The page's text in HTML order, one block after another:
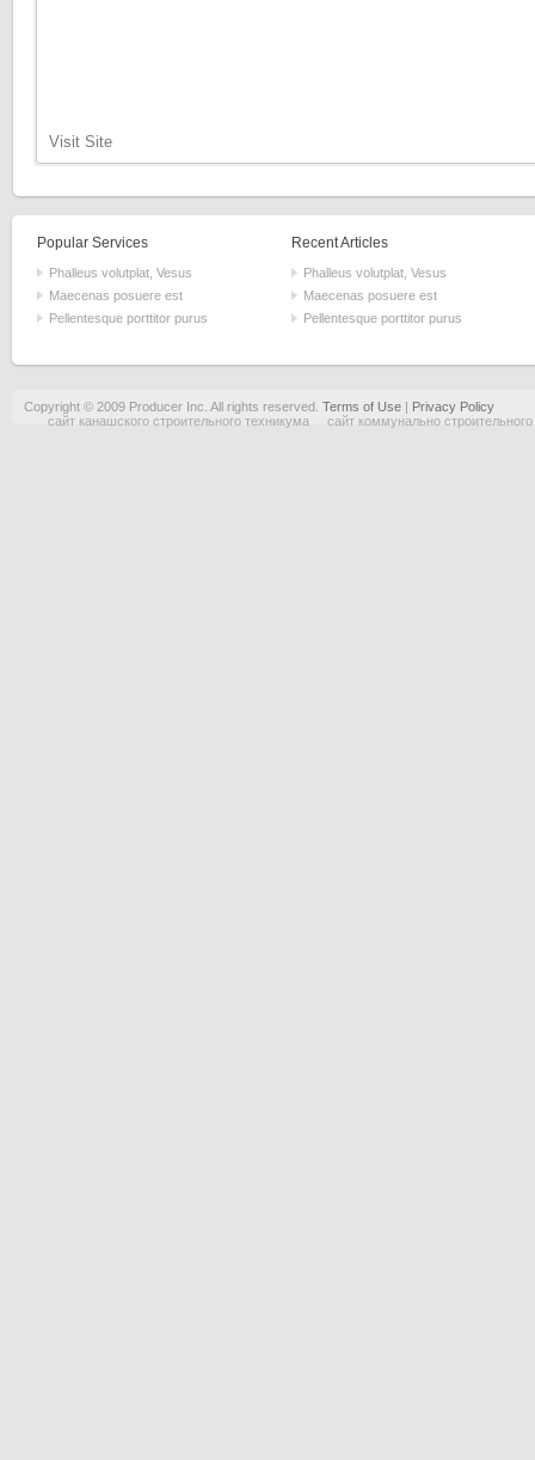
Visit Site
Popular Services
Phalleus volutplat, Vesus
Maecenas posuere est
Pellentesque porttitor purus
Recent Articles
Phalleus volutplat, Vesus
Maecenas posuere est
Pellentesque porttitor purus
Copyright © 2009 Producer Inc. All rights reserved. Terms of Use| Privacy Policy
сайт канашского строительного техникума
сайт коммунально